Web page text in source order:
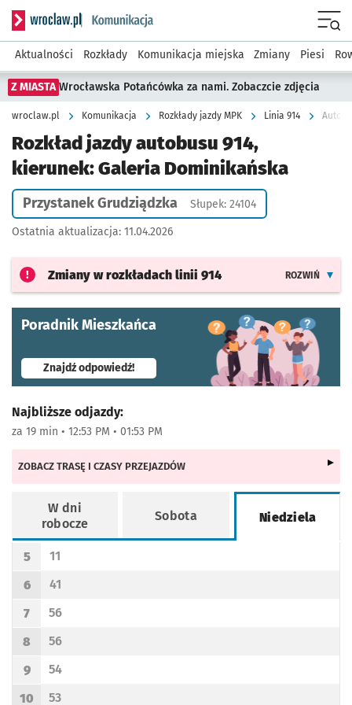
Serwis informacyjny wroclaw.pl podserwis: Komunikacja
Aktualności Rozkłady Komunikacja miejska Zmiany Piesi
Z MIASTA Wrocławska Potańcówka za nami. Zobaczcie zdjęcia
wroclaw.pl Komunikacja Rozkłady jazdy MPK Linia 914
Rozkład jazdy autobusu 914,
kierunek: Galeria Dominikańska
Przystanek Grudziądzka Słupek: 24104
Ostatnia aktualizacja: 11.04.2026
Zmiany w rozkładach linii 914 ROZWIŃ
Poradnik Mieszkańca
Znajdź odpowiedź!- otworzy się w nowej karcie
Najbliższe odjazdy:
za 19 min • 12:53 PM • 01:53 PM
ZOBACZ TRASĘ I CZASY PRZEJAZDÓW
W dni
robocze
Sobota Niedziela
Rozkład jazdy -
Godzina odjazdu
5
Odjazd
11
minut po godzinie 5
Godzina odjazdu
6
Odjazd
41
minut po godzinie 6
Godzina odjazdu
7
Odjazd
56
minut po godzinie 7
Godzina odjazdu
8
Odjazd
56
minut po godzinie 8
Godzina odjazdu
9
Odjazd
54
minut po godzinie 9
10 53